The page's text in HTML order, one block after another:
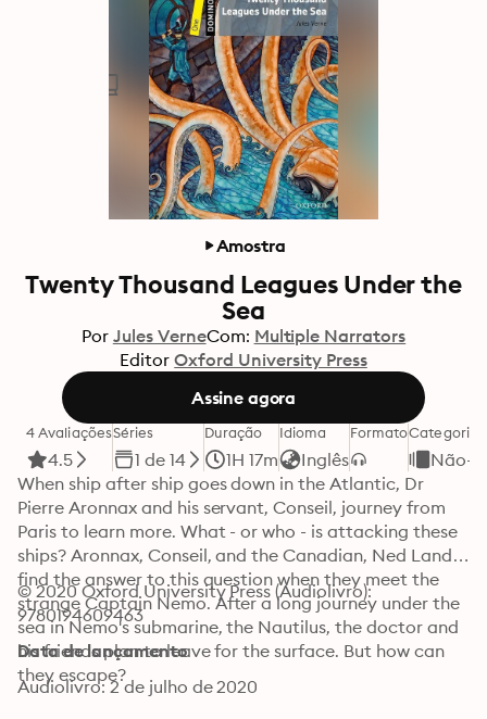
Amostra
Twenty Thousand Leagues Under the
Sea
Por Jules VerneCom: Multiple Narrators
Editor Oxford University Press
Assine agora
4 Avaliações
4.5
Séries
1 de 14
Duração
1H 17m
Idioma
Inglês
FormatoCategoria
Não-
When ship after ship goes down in the Atlantic, Dr
Pierre Aronnax and his servant, Conseil, journey from
Paris to learn more. What - or who - is attacking these
ships? Aronnax, Conseil, and the Canadian, Ned Land,
find the answer to this question when they meet the
strange Captain Nemo. After a long journey under the
sea in Nemo's submarine, the Nautilus, the doctor and
his friends plan to leave for the surface. But how can
they escape?
© 2020 Oxford University Press (Audiolivro):
9780194609463
Data de lançamento
Audiolivro: 2 de julho de 2020